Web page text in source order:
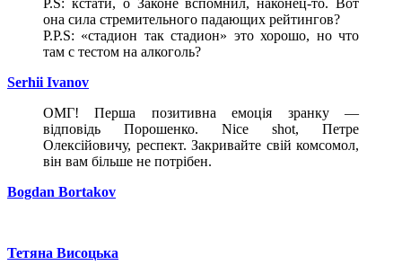
она сила стремительного падающих рейтингов?
P.P.S: «стадион так стадион» это хорошо, но что
там с тестом на алкоголь?
Serhii Ivanov
ОМГ! Перша позитивна емоція зранку —
відповідь Порошенко. Nice shot, Петре
Олексійовичу, респект. Закривайте свій комсомол,
він вам більше не потрібен.
Bogdan Bortakov
Тетяна Висоцька